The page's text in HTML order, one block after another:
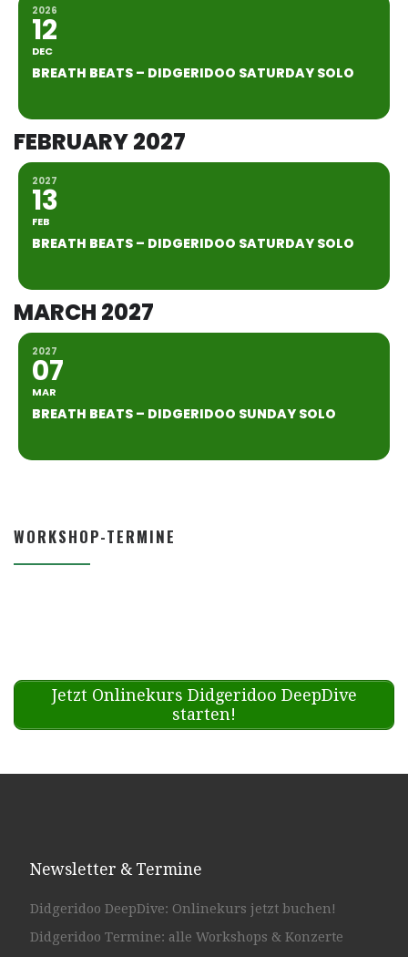
2026
12
DEC
BREATH BEATS – DIDGERIDOO SATURDAY SOLO
FEBRUARY 2027
2027
13
FEB
BREATH BEATS – DIDGERIDOO SATURDAY SOLO
MARCH 2027
2027
07
MAR
BREATH BEATS – DIDGERIDOO SUNDAY SOLO
WORKSHOP-TERMINE
Jetzt Onlinekurs Didgeridoo DeepDive
starten!
Newsletter & Termine
Didgeridoo DeepDive: Onlinekurs jetzt buchen!
Didgeridoo Termine: alle Workshops & Konzerte